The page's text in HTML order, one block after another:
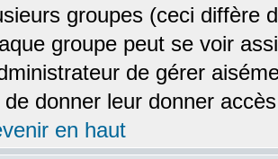
groupes (ceci diffère
groupe peut se voir
de gérer
de donner leur donner
en haut